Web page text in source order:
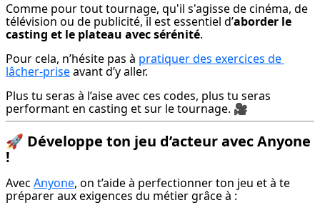
Comme pour tout tournage, qu'il s'agisse de cinéma, de
télévision ou de publicité, il est essentiel d’aborder le
casting et le plateau avec sérénité.
Pour cela, n’hésite pas à pratiquer des exercices de
lâcher-prise avant d’y aller.
Plus tu seras à l’aise avec ces codes, plus tu seras
performant en casting et sur le tournage. 🎥
🚀 Développe ton jeu d’acteur avec Anyone
!
Avec Anyone, on t’aide à perfectionner ton jeu et à te
préparer aux exigences du métier grâce à :